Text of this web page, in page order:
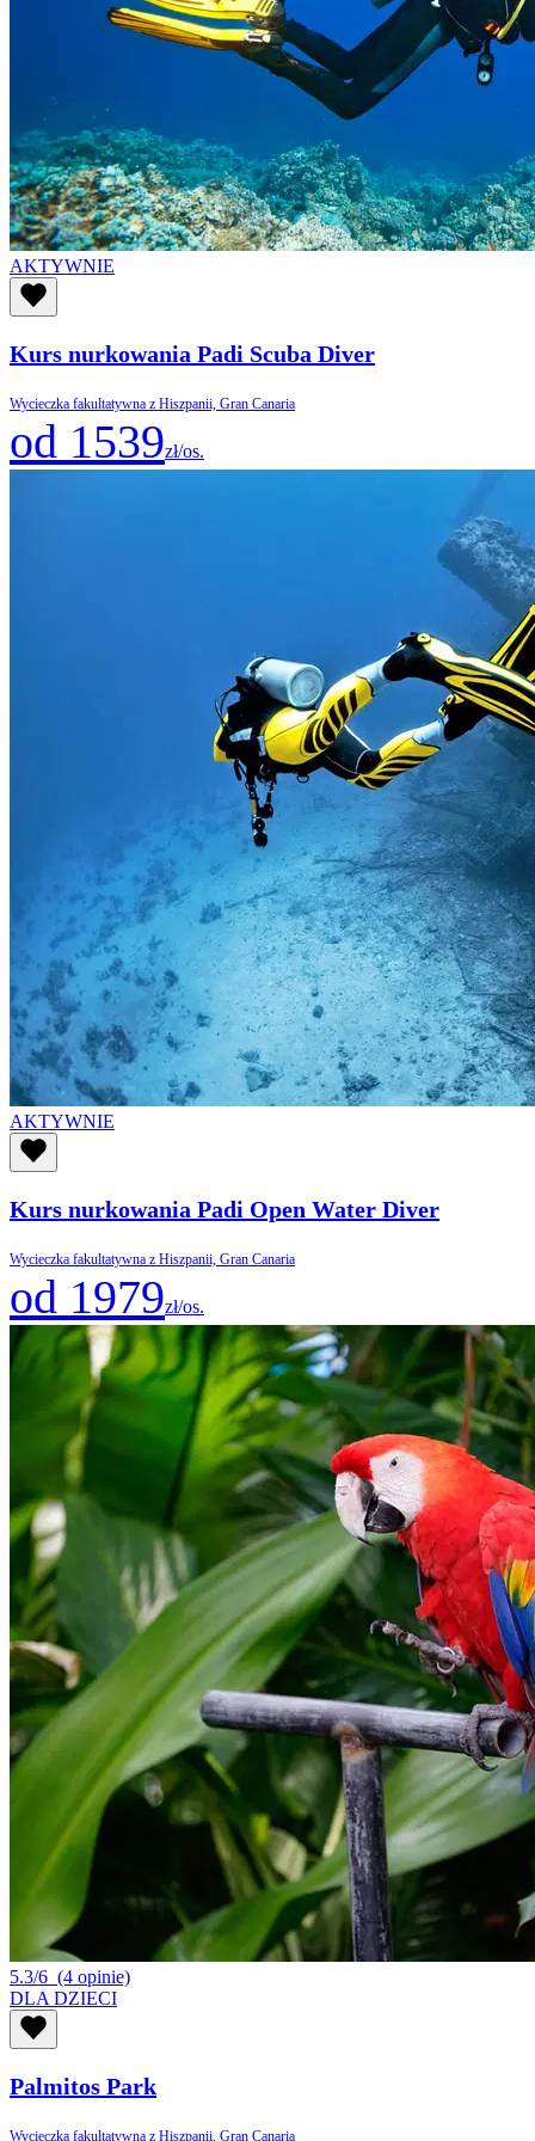
AKTYWNIE
Kurs nurkowania Padi Scuba Diver
Wycieczka fakultatywna z Hiszpanii, Gran Canaria
od 1539zł/os.
AKTYWNIE
Kurs nurkowania Padi Open Water Diver
Wycieczka fakultatywna z Hiszpanii, Gran Canaria
od 1979zł/os.
5.3/6 (4 opinie)
DLA DZIECI
Palmitos Park
Wycieczka fakultatywna z Hiszpanii, Gran Canaria